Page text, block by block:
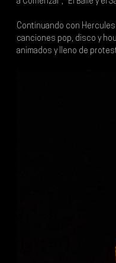
Continuando con
canciones pop, disco y
animados y lleno de